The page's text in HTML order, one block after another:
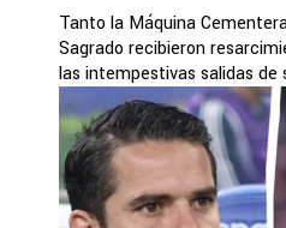
Tanto la Máquina
Sagrado recibieron
las intempestivas salidas de